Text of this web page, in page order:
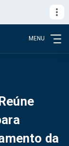
MENU
da